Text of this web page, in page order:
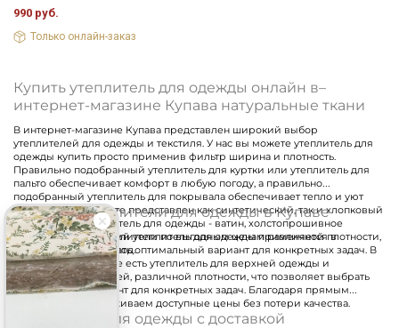
990 руб.
Только онлайн-заказ
Купить утеплитель для одежды онлайн в–
интернет-магазине Купава натуральные ткани
В интернет-магазине Купава представлен широкий выбор
утеплителей для одежды и текстиля. У нас вы можете утеплитель для
одежды купить просто применив фильтр ширина и плотность.
Правильно подобранный утеплитель для куртки или утеплитель для
пальто обеспечивает комфорт в любую погоду, а правильно
подобранный утеплитель для покрывала обеспечивает тепло и уют
дома. В ассортименте представлен как синтетический, так и хлопковый
натуральный утеплитель для одежды - ватин, холстопрошивное
полотно, байка. Тонкий утеплитель для одежды применяется в
демисезонный период.
Цены на утеплители для одежды в Купаве
Мы предлагаем утеплители по выгодным ценам различной плотности,
что позволяет выбрать оптимальный вариант для конкретных задач. В
нашем ассортименте есть утеплитель для верхней одежды и
облегченных моделей, различной плотности, что позволяет выбрать
оптимальный вариант для конкретных задач. Благодаря прямым
поставкам мы удерживаем доступные цены без потери качества.
Утеплитель для одежды с доставкой